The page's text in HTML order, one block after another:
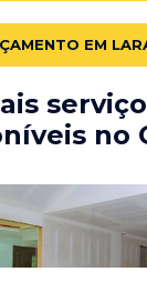
EM
no